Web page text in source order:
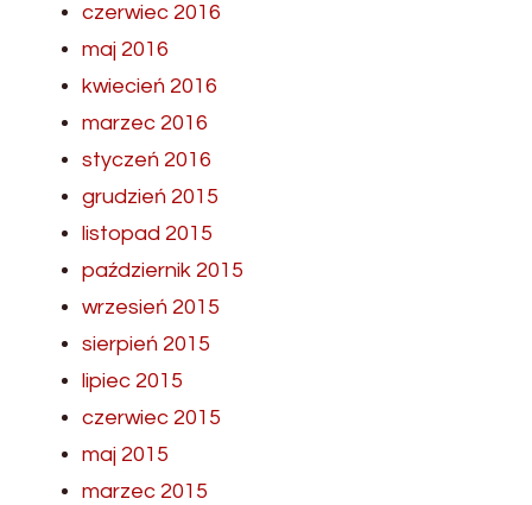
czerwiec 2016
maj 2016
kwiecień 2016
marzec 2016
styczeń 2016
grudzień 2015
listopad 2015
październik 2015
wrzesień 2015
sierpień 2015
lipiec 2015
czerwiec 2015
maj 2015
marzec 2015